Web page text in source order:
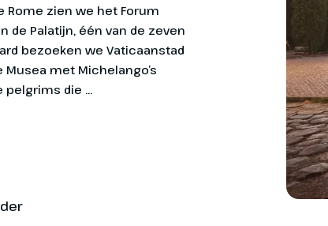
Antica. De stad is in 640 voor Christus gesticht
door koning Ancus Martius en was ooit de
belangrijkste havenstad van het oude Rome.
De stad werd behalve als handelshaven ook als
marinehaven gebruikt. Tegenwoordig is Ostia
opgravingen. De ruïnestad behoort tot de best